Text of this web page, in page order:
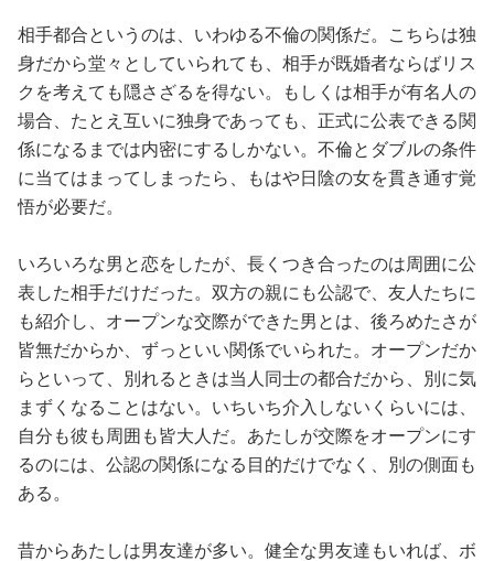
相手都合というのは、いわゆる不倫の関係だ。こちらは独
身だから堂々としていられても、相手が既婚者ならばリス
クを考えても隠さざるを得ない。もしくは相手が有名人の
場合、たとえ互いに独身であっても、正式に公表できる関
係になるまでは内密にするしかない。不倫とダブルの条件
に当てはまってしまったら、もはや日陰の女を貫き通す覚
悟が必要だ。
いろいろな男と恋をしたが、長くつき合ったのは周囲に公
表した相手だけだった。双方の親にも公認で、友人たちに
も紹介し、オープンな交際ができた男とは、後ろめたさが
皆無だからか、ずっといい関係でいられた。オープンだか
らといって、別れるときは当人同士の都合だから、別に気
まずくなることはない。いちいち介入しないくらいには、
自分も彼も周囲も皆大人だ。あたしが交際をオープンにす
るのには、公認の関係になる目的だけでなく、別の側面も
ある。
昔からあたしは男友達が多い。健全な男友達もいれば、ボ